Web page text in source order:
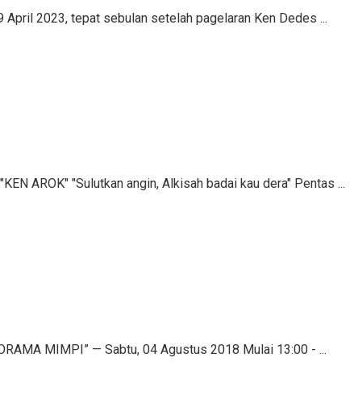
2023, tepat sebulan setelah pagelaran Ken Dedes ...
AROK" "Sulutkan angin, Alkisah badai kau dera" Pentas ...
MIMPI” — Sabtu, 04 Agustus 2018 Mulai 13:00 - ...